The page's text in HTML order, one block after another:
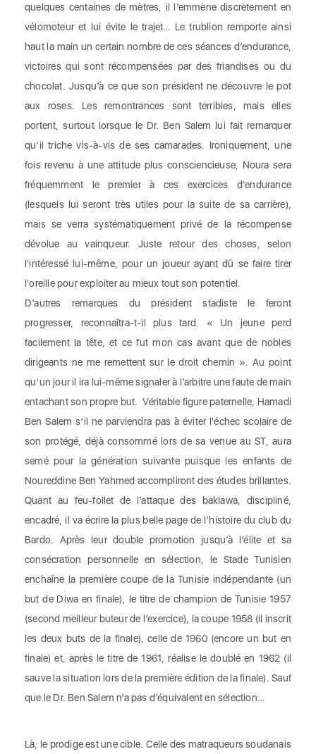
quelques centaines de mètres, il l’emmène discrètement en
vélomoteur et lui évite le trajet… Le trublion remporte ainsi
haut la main un certain nombre de ces séances d’endurance,
victoires qui sont récompensées par des friandises ou du
chocolat. Jusqu’à ce que son président ne découvre le pot
aux roses. Les remontrances sont terribles, mais elles
portent, surtout lorsque le Dr. Ben Salem lui fait remarquer
qu’il triche vis-à-vis de ses camarades. Ironiquement, une
fois revenu à une attitude plus consciencieuse, Noura sera
fréquemment le premier à ces exercices d'endurance
(lesquels lui seront très utiles pour la suite de sa carrière),
mais se verra systématiquement privé de la récompense
dévolue au vainqueur. Juste retour des choses, selon
l'intéressé lui-même, pour un joueur ayant dû se faire tirer
l'oreille pour exploiter au mieux tout son potentiel.
D’autres remarques du président stadiste le feront
progresser, reconnaîtra-t-il plus tard. « Un jeune perd
facilement la tête, et ce fut mon cas avant que de nobles
dirigeants ne me remettent sur le droit chemin ». Au point
qu’un jour il ira lui-même signaler à l’arbitre une faute de main
entachant son propre but. Véritable figure paternelle, Hamadi
Ben Salem s’il ne parviendra pas à éviter l'échec scolaire de
son protégé, déjà consommé lors de sa venue au ST, aura
semé pour la génération suivante puisque les enfants de
Noureddine Ben Yahmed accompliront des études brillantes.
Quant au feu-follet de l’attaque des baklawa, discipliné,
encadré, il va écrire la plus belle page de l’histoire du club du
Bardo. Après leur double promotion jusqu’à l’élite et sa
consécration personnelle en sélection, le Stade Tunisien
enchaîne la première coupe de la Tunisie indépendante (un
but de Diwa en finale), le titre de champion de Tunisie 1957
(second meilleur buteur de l’exercice), la coupe 1958 (il inscrit
les deux buts de la finale), celle de 1960 (encore un but en
finale) et, après le titre de 1961, réalise le doublé en 1962 (il
sauve la situation lors de la première édition de la finale). Sauf
que le Dr. Ben Salem n’a pas d’équivalent en sélection…
Là, le prodige est une cible. Celle des matraqueurs soudanais